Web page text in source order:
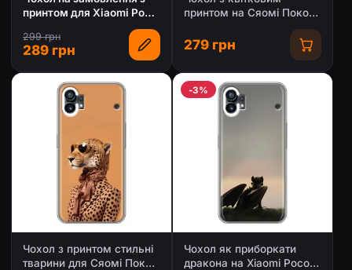
принтом для Xiaomi Poco
299 грн
289 грн
принтом на Сяомі Поко
279 грн
Чохол з принтом стильні
тварини для Сяомі Поко
-3%
Чохол як приборкати
дракона на Xiaomi Poco